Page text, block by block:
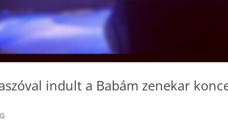
indult a Babám zenekar